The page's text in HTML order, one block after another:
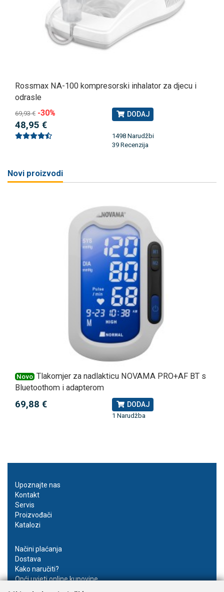
Rossmax NA-100 kompresorski inhalator za djecu i
odrasle
69,93 € -30%
48,95 €
DODAJ
1498 Narudžbi
39 Recenzija
Novi proizvodi
Novo Tlakomjer za nadlakticu NOVAMA PRO+AF BT s
Bluetoothom i adapterom
69,88 € DODAJ
1 Narudžba
Upoznajte nas
Kontakt
Servis
Proizvođači
Katalozi
Načini plaćanja
Dostava
Kako naručiti?
Opći uvjeti online kupovine